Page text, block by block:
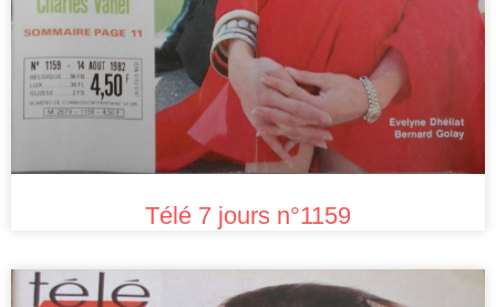
Télé 7 jours n°1159